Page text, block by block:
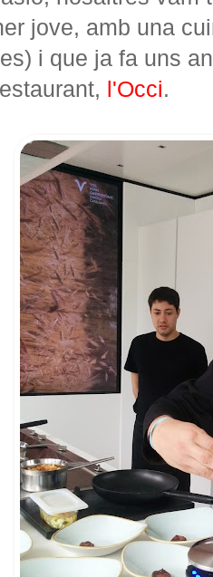
jove, amb una
i que ja fa uns
l'Occi.